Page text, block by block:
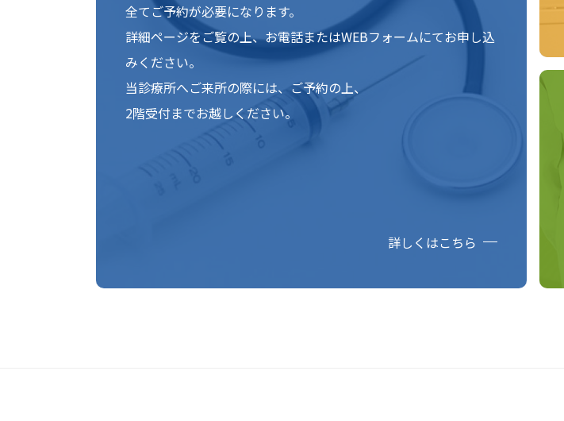
全てご予約が必要になります。
詳細ページをご覧の上、お電話またはWEBフォームにてお申し込
みください。
当診療所へご来所の際には、ご予約の上、
2階受付までお越しください。
詳しくはこちら